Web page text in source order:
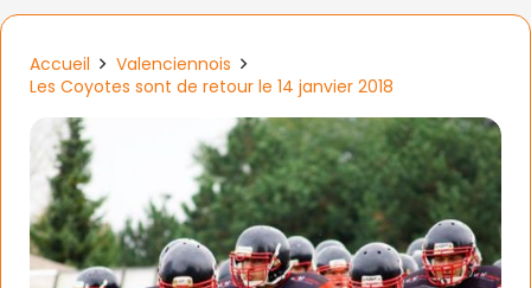
Accueil
Valenciennois
Les Coyotes sont de retour le 14 janvier 2018